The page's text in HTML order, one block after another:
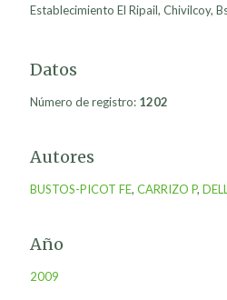
Establecimiento El Ripail, Chivilcoy,
Datos
Número de registro: 1202
Autores
BUSTOS-PICOT FE, CARRIZO P,
Año
2009